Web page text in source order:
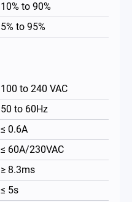
10% to 90%
5% to 95%
100 to 240 VAC
50 to 60Hz
≤ 0.6A
≤ 60A/230VAC
≥ 8.3ms
≤ 5s